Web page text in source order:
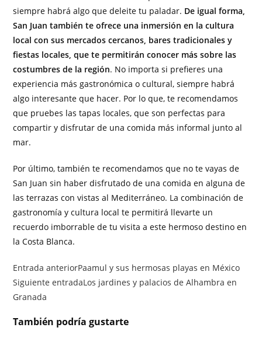
siempre habrá algo que deleite tu paladar. De igual forma,
San Juan también te ofrece una inmersión en la cultura
local con sus mercados cercanos, bares tradicionales y
fiestas locales, que te permitirán conocer más sobre las
costumbres de la región. No importa si prefieres una
experiencia más gastronómica o cultural, siempre habrá
algo interesante que hacer. Por lo que, te recomendamos
que pruebes las tapas locales, que son perfectas para
compartir y disfrutar de una comida más informal junto al
mar.
Por último, también te recomendamos que no te vayas de
San Juan sin haber disfrutado de una comida en alguna de
las terrazas con vistas al Mediterráneo. La combinación de
gastronomía y cultura local te permitirá llevarte un
recuerdo imborrable de tu visita a este hermoso destino en
la Costa Blanca.
Entrada anteriorPaamul y sus hermosas playas en México
Siguiente entradaLos jardines y palacios de Alhambra en
Granada
También podría gustarte